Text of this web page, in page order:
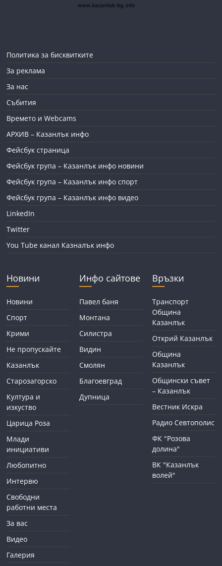
Политика за бисквитките
За реклама
За нас
Събития
Времето и Webcams
АРХИВ – Казанлък инфо
Фейсбук страница
Фейсбук група – Казанлък инфо новини
Фейсбук група – Казанлък инфо спорт
Фейсбук група – Казанлък инфо видео
LinkedIn
Twitter
You Tube канал Казналък инфо
Новини
Новини
Спорт
Крими
Не пропускайте
Казанлък
Старозагорско
Култура и
изкуство
Царица Роза
Млади
инициативи
Любопитно
Интервю
Свободни
работни места
За вас
Видео
Галерия
Инфо сайтове
Павел баня
Монтана
Силистра
Видин
Смолян
Благоевград
Дупница
Връзки
Транспорт
Община
Казанлък
Открий Казанлък
Община
Казанлък
Общински съвет
– Казанлък
Вестник Искра
Радио Севтополис
ФК "Розова
долина"
ВК "Казанлък
волей"